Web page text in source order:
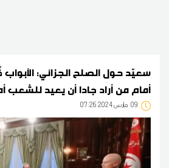
سعيّد حول الصلح الجزائي:
أمام من أراد جادا أن يعيد للشعب
09 07:26 2024 مارس